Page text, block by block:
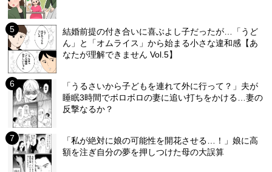
結婚前提の付き合いに喜ぶよし子だったが…「うど
ん」と「オムライス」から始まる小さな違和感【あ
なたが理解できません Vol.5】
「うるさいから子どもを連れて外に行って？」夫が
睡眠3時間でボロボロの妻に追い打ちをかける…妻の
反撃なるか？
「私が絶対に娘の可能性を開花させる…！」娘に高
額を注ぎ自分の夢を押しつけた母の大誤算